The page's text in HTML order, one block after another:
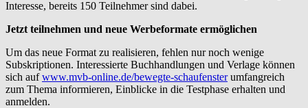
Interesse, bereits 150 Teilnehmer sind dabei.
Jetzt teilnehmen und neue Werbeformate ermöglichen
Um das neue Format zu realisieren, fehlen nur noch wenige
Subskriptionen. Interessierte Buchhandlungen und Verlage können
sich aufwww.mvb-online.de/bewegte-schaufensterumfangreich
zum Thema informieren, Einblicke in die Testphase erhalten und
anmelden.